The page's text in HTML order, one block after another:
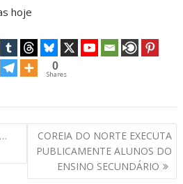
hoje
0
Shares
COREIA DO NORTE EXECUTA
PUBLICAMENTE ALUNOS DO
ENSINO SECUNDÁRIO